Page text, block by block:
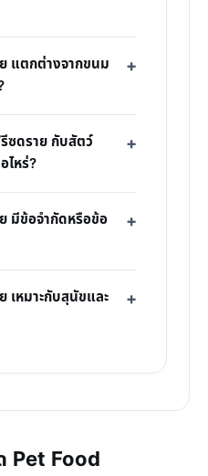
แตกต่างจากขนม
ซดราย กับสัตว์
ไหร่?
มีข้อจำกัดหรือข้อ
เหมาะกับสุนัขและ
Pet Food